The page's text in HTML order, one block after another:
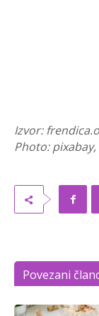
Izvor:
Photo:
Povezani